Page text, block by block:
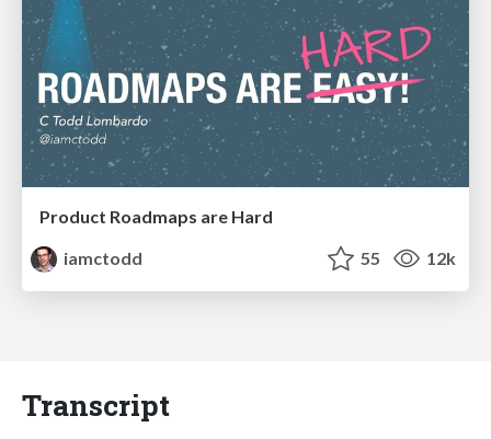
Product Roadmaps are Hard
iamctodd
55 12k
Transcript